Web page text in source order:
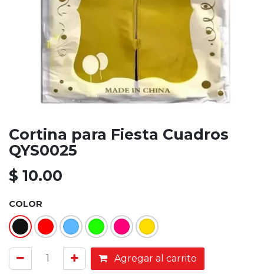
Cortina para Fiesta Cuadros
QYS0025
$ 10.00
COLOR
Agregar al carrito